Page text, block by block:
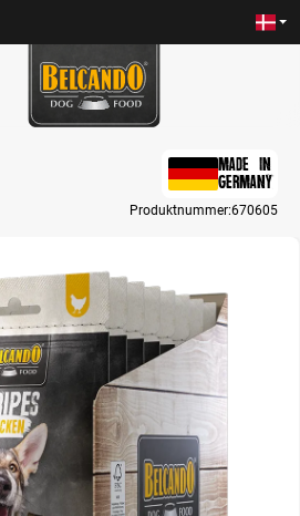
MADE IN
GERMANY
Produktnummer:670605